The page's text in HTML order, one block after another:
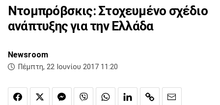
Ντομπρόβσκις: Στοχευμένο σχέδιο
ανάπτυξης για την Ελλάδα
Newsroom
Πέμπτη, 22 Ιουνίου 2017 11:20